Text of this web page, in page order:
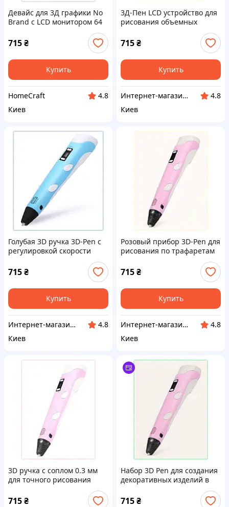
Девайс для 3Д графики No
Brand с LCD монитором 64
715₴
Купить
HomeCraft
4.8
Киев
3Д-Пен LCD устройство для
рисования объемных
715₴
Купить
Интернет-магазин TVOЁ
4.8
Киев
Голубая 3D ручка 3D-Pen с
регулировкой скорости
9032BH469
715₴
Купить
Интернет-магазин TVOЁ
4.8
Киев
Розовый прибор 3D-Pen для
рисования по трафаретам
715₴
Купить
Интернет-магазин TVOЁ
4.8
Киев
3D ручка с соплом 0.3 мм
для точного рисования
715₴
Набор 3D Pen для создания
декоративных изделий в
715₴